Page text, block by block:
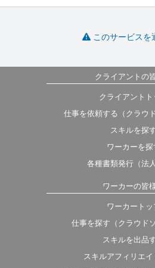
このサービスを
クライアントの
クライアントト
仕事を依頼する（クラウ
スキルを探
ワーカーを探
各種書類発行（法
ワーカーの皆
ワーカートッ
仕事を探す（クラウド
スキルを出品
スキルアフィリエイ